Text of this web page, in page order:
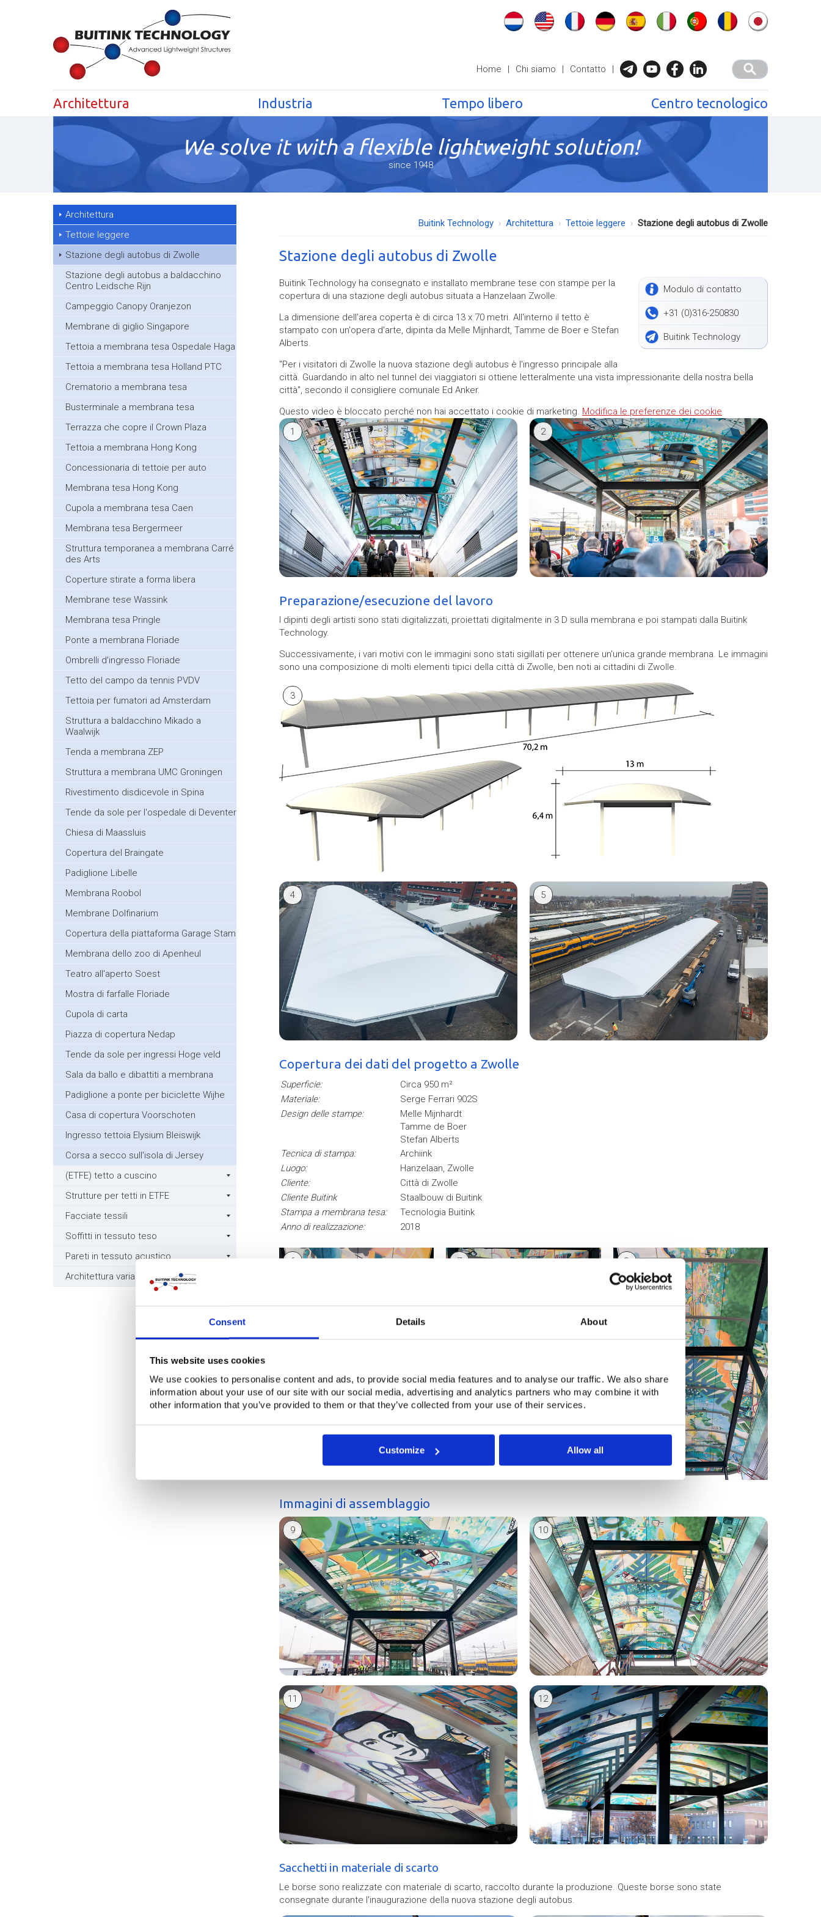
Consent Details About
This website uses cookies
We use cookies to personalise content and ads, to provide social media features and to analyse our traffic. We also share
information about your use of our site with our social media, advertising and analytics partners who may combine it with
other information that you’ve provided to them or that they’ve collected from your use of their services.
Customize Allow all
Home | Chi siamo | Contatto |
Architettura Industria Tempo libero Centro tecnologico
We solve it with a flexible lightweight solution!
since 1948
Architettura
Tettoie leggere
Stazione degli autobus di Zwolle
Stazione degli autobus a baldacchino
Centro Leidsche Rijn
Campeggio Canopy Oranjezon
Membrane di giglio Singapore
Tettoia a membrana tesa Ospedale Haga
Tettoia a membrana tesa Holland PTC
Crematorio a membrana tesa
Busterminale a membrana tesa
Terrazza che copre il Crown Plaza
Tettoia a membrana Hong Kong
Concessionaria di tettoie per auto
Membrana tesa Hong Kong
Cupola a membrana tesa Caen
Membrana tesa Bergermeer
Struttura temporanea a membrana Carré
des Arts
Coperture stirate a forma libera
Membrane tese Wassink
Membrana tesa Pringle
Ponte a membrana Floriade
Ombrelli d'ingresso Floriade
Tetto del campo da tennis PVDV
Tettoia per fumatori ad Amsterdam
Struttura a baldacchino Mikado a
Waalwijk
Tenda a membrana ZEP
Struttura a membrana UMC Groningen
Rivestimento disdicevole in Spina
Tende da sole per l'ospedale di Deventer
Chiesa di Maassluis
Copertura del Braingate
Padiglione Libelle
Membrana Roobol
Membrane Dolfinarium
Copertura della piattaforma Garage Stam
Membrana dello zoo di Apenheul
Teatro all'aperto Soest
Mostra di farfalle Floriade
Cupola di carta
Piazza di copertura Nedap
Tende da sole per ingressi Hoge veld
Sala da ballo e dibattiti a membrana
Padiglione a ponte per biciclette Wijhe
Casa di copertura Voorschoten
Ingresso tettoia Elysium Bleiswijk
Corsa a secco sull'isola di Jersey
(ETFE) tetto a cuscino
Strutture per tetti in ETFE
Facciate tessili
Soffitti in tessuto teso
Pareti in tessuto acustico
Architettura varia
Buitink Technology Architettura Tettoie leggere Stazione degli autobus di Zwolle
Stazione degli autobus di Zwolle
Modulo di contatto
+31 (0)316-250830
Buitink Technology
Buitink Technology ha consegnato e installato membrane tese con stampe per la
copertura di una stazione degli autobus situata a Hanzelaan Zwolle.
La dimensione dell'area coperta è di circa 13 x 70 metri. All'interno il tetto è
stampato con un'opera d'arte, dipinta da Melle Mijnhardt, Tamme de Boer e Stefan
Alberts.
"Per i visitatori di Zwolle la nuova stazione degli autobus è l'ingresso principale alla
città. Guardando in alto nel tunnel dei viaggiatori si ottiene letteralmente una vista impressionante della nostra bella
città", secondo il consigliere comunale Ed Anker.
Questo video è bloccato perché non hai accettato i cookie di marketing. Modifica le preferenze dei cookie
1
2
Preparazione/esecuzione del lavoro
I dipinti degli artisti sono stati digitalizzati, proiettati digitalmente in 3 D sulla membrana e poi stampati dalla Buitink
Technology.
Successivamente, i vari motivi con le immagini sono stati sigillati per ottenere un'unica grande membrana. Le immagini
sono una composizione di molti elementi tipici della città di Zwolle, ben noti ai cittadini di Zwolle.
3
4 5
Copertura dei dati del progetto a Zwolle
Superficie:
Circa 950 m²
Materiale:
Serge Ferrari 902S
Design delle stampe:
Melle Mijnhardt
Tamme de Boer
Stefan Alberts
Tecnica di stampa:
Archiink
Luogo:
Hanzelaan, Zwolle
Cliente:
Città di Zwolle
Cliente Buitink
Staalbouw di Buitink
Stampa a membrana tesa:
Tecnologia Buitink
Anno di realizzazione:
2018
6 7 8
Immagini di assemblaggio
9 10
11 12
Sacchetti in materiale di scarto
Le borse sono realizzate con materiale di scarto, raccolto durante la produzione. Queste borse sono state
consegnate durante l'inaugurazione della nuova stazione degli autobus.